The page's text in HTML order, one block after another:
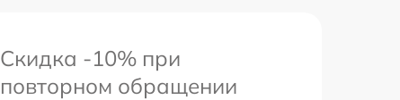
Скидка -10% при
повторном обращении